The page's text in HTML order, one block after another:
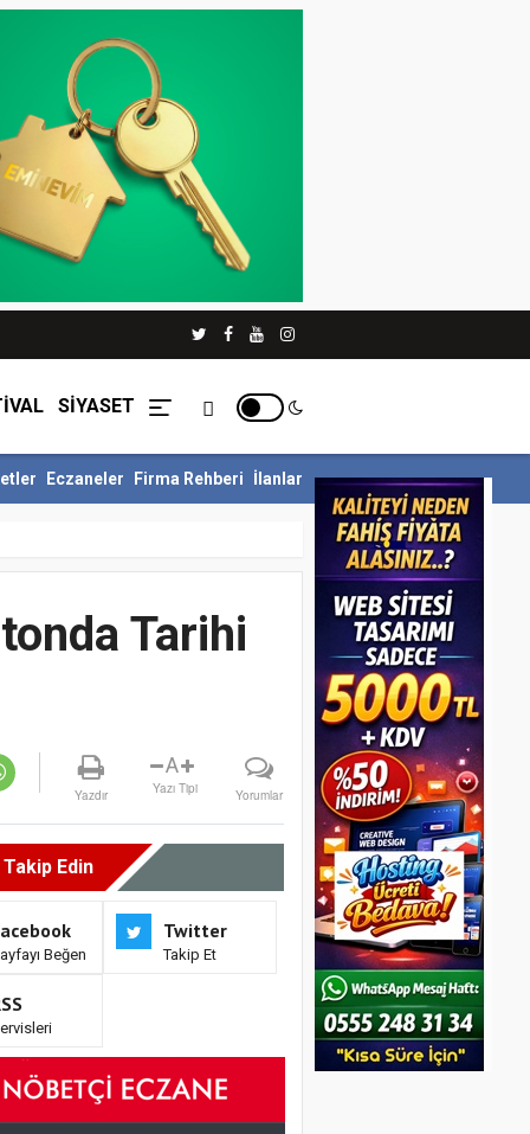
SİYASET
Siyer Yarışmasını Ka... İnegöl Belediyesi Çevre Zabıtasından
Eczaneler Firma Rehberi İlanlar
Tarihi
Yazdır
A
Yazı Tipi Yorumlar
Edin
Beğen
Twitter
Takip Et